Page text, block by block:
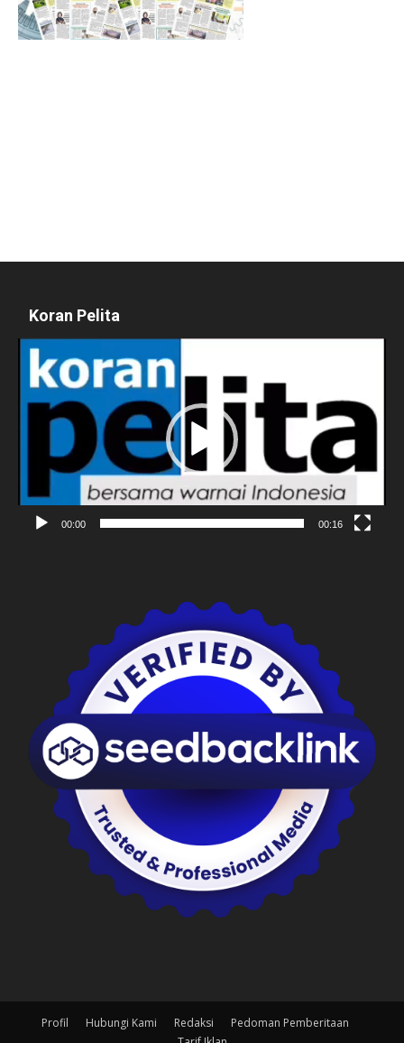
Koran Pelita
Pemutar
Video
00:00 00:16
Profil Hubungi Kami Redaksi
Pedoman Pemberitaan